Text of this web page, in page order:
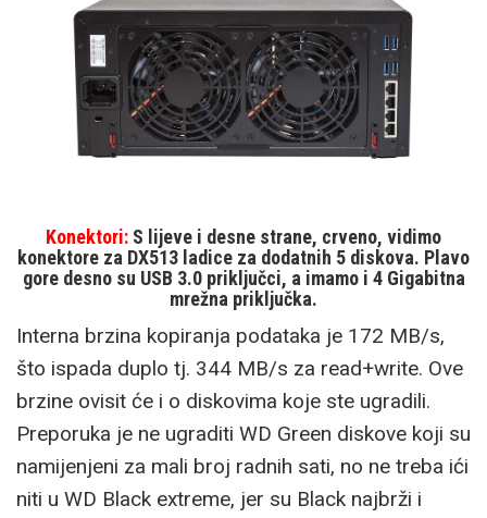
Konektori: S lijeve i desne strane, crveno, vidimo
konektore za DX513 ladice za dodatnih 5 diskova. Plavo
gore desno su USB 3.0 priključci, a imamo i 4 Gigabitna
mrežna priključka.
Interna brzina kopiranja podataka je 172 MB/s,
što ispada duplo tj. 344 MB/s za read+write. Ove
brzine ovisit će i o diskovima koje ste ugradili.
Preporuka je ne ugraditi WD Green diskove koji su
namijenjeni za mali broj radnih sati, no ne treba ići
niti u WD Black extreme, jer su Black najbrži i